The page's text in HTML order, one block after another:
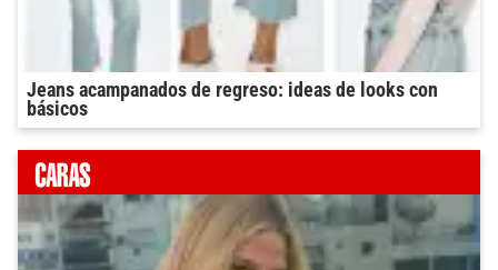
Jeans acampanados de regreso: ideas de looks con
básicos